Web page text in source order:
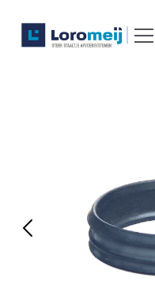
Poedercoaten
Over ons
Waarom Loromeij